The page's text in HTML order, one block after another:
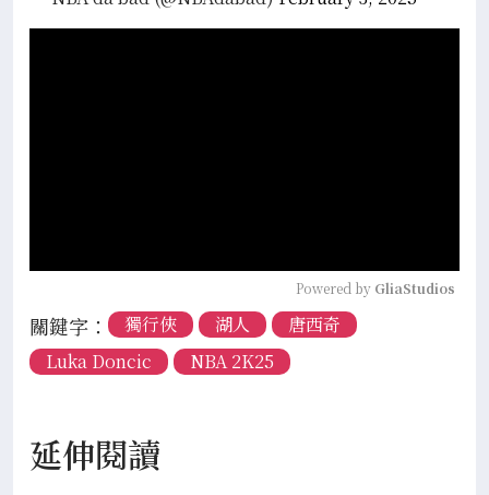
Powered by GliaStudios
關鍵字： 獨行俠 湖人
唐西奇
Luka Doncic
NBA 2K25
延伸閱讀